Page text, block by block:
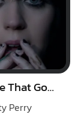
The One That Got Away
Perry